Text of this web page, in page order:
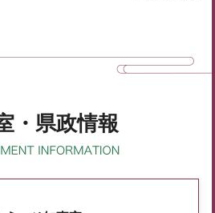
・県政情報